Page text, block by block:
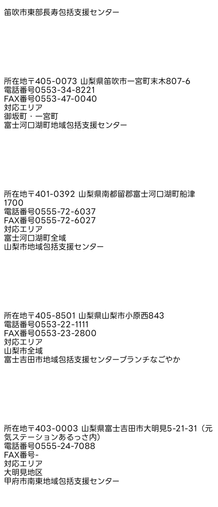
笛吹市東部長寿包括支援センター
所在地〒405-0073 山梨県笛吹市一宮町末木807-6
電話番号0553-34-8221
FAX番号0553-47-0040
対応エリア
御坂町・一宮町
富士河口湖町地域包括支援センター
所在地〒401-0392 山梨県南都留郡富士河口湖町船津
1700
電話番号0555-72-6037
FAX番号0555-72-6027
対応エリア
富士河口湖町全域
山梨市地域包括支援センター
所在地〒405-8501 山梨県山梨市小原西843
電話番号0553-22-1111
FAX番号0553-23-2800
対応エリア
山梨市全域
富士吉田市地域包括支援センターブランチなごやか
所在地〒403-0003 山梨県富士吉田市大明見5-21-31（元
気ステーションあるっさ内）
電話番号0555-24-7088
FAX番号-
対応エリア
大明見地区
甲府市南東地域包括支援センター